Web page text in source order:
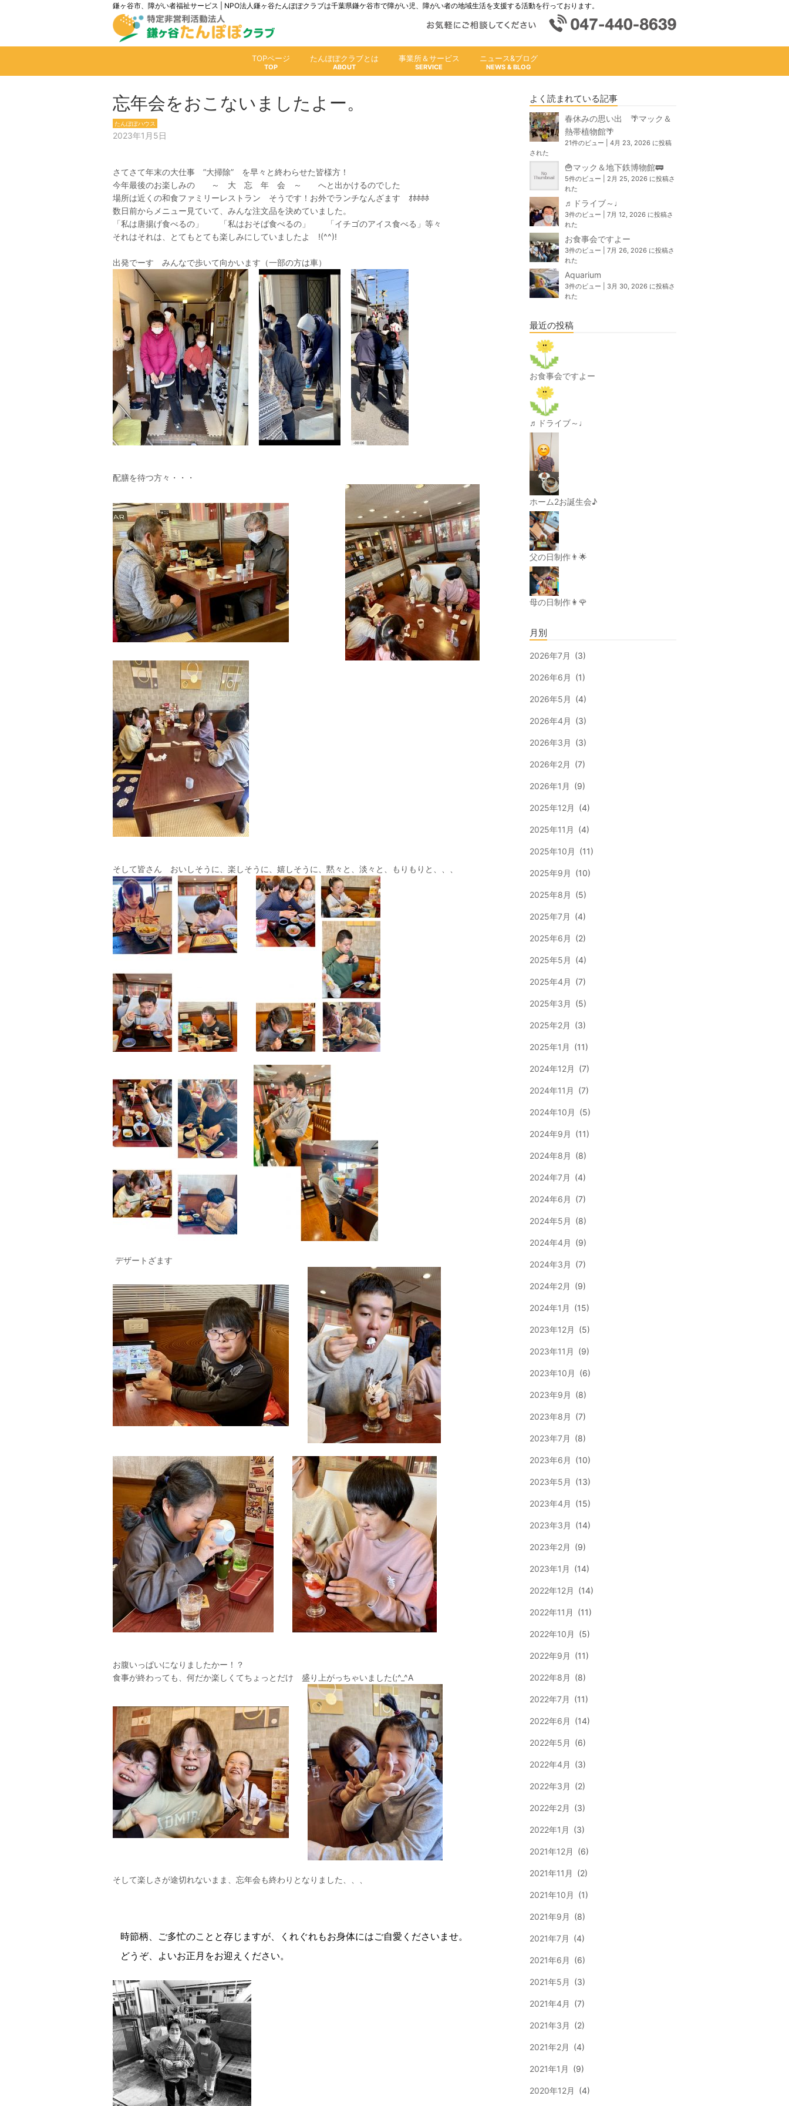
鎌ヶ谷市、障がい者福祉サービス | NPO法人鎌ヶ谷たんぽぽクラブは千葉県鎌ケ谷市で障がい児、障がい者の地域生活を支援する活動を行っております。
TOPページ たんぽぽクラブとは 事業所＆サービス ニュース&ブログ
忘年会をおこないましたよー。
たんぽぽハウス
2023年1月5日
さてさて年末の大仕事 ”大掃除” を早々と終わらせた皆様方！
今年最後のお楽しみの ～ 大 忘 年 会 ～ へと出かけるのでした
場所は近くの和食ファミリーレストラン そうです！お外でランチなんざます ｵﾎﾎﾎﾎ
数日前からメニュー見ていて、みんな注文品を決めていました。
「私は唐揚げ食べるの」 「私はおそば食べるの」 「イチゴのアイス食べる」等々
それはそれは、とてもとても楽しみにしていましたよ !(^^)!
出発でーす みんなで歩いて向かいます（一部の方は車）
配膳を待つ方々・・・
そして皆さん おいしそうに、楽しそうに、嬉しそうに、黙々と、淡々と、もりもりと、、、
デザートざます
お腹いっぱいになりましたかー！？
食事が終わっても、何だか楽しくてちょっとだけ 盛り上がっちゃいました(;^_^A
そして楽しさが途切れないまま、忘年会も終わりとなりました、、、
時節柄、ご多忙のことと存じますが、くれぐれもお身体にはご自愛くださいませ。
どうぞ、よいお正月をお迎えください。
よく読まれている記事
春休みの思い出 🌴マック＆
熱帯植物館🌴
21件のビュー
4月 23, 2026 に投稿
された
🍟マック＆地下鉄博物館🚃
5件のビュー
2月 25, 2026 に投稿さ
れた
♬ドライブ～♩
3件のビュー
7月 12, 2026 に投稿さ
れた
お食事会ですよー
3件のビュー
7月 26, 2026 に投稿さ
れた
Aquarium
3件のビュー
3月 30, 2026 に投稿さ
れた
最近の投稿
お食事会ですよー
♬ドライブ～♩
ホーム2お誕生会♪
父の日制作👨🌟
母の日制作👩🌹
月別
2026年7月 (3)
2026年6月 (1)
2026年5月 (4)
2026年4月 (3)
2026年3月 (3)
2026年2月 (7)
2026年1月 (9)
2025年12月 (4)
2025年11月 (4)
2025年10月 (11)
2025年9月 (10)
2025年8月 (5)
2025年7月 (4)
2025年6月 (2)
2025年5月 (4)
2025年4月 (7)
2025年3月 (5)
2025年2月 (3)
2025年1月 (11)
2024年12月 (7)
2024年11月 (7)
2024年10月 (5)
2024年9月 (11)
2024年8月 (8)
2024年7月 (4)
2024年6月 (7)
2024年5月 (8)
2024年4月 (9)
2024年3月 (7)
2024年2月 (9)
2024年1月 (15)
2023年12月 (5)
2023年11月 (9)
2023年10月 (6)
2023年9月 (8)
2023年8月 (7)
2023年7月 (8)
2023年6月 (10)
2023年5月 (13)
2023年4月 (15)
2023年3月 (14)
2023年2月 (9)
2023年1月 (14)
2022年12月 (14)
2022年11月 (11)
2022年10月 (5)
2022年9月 (11)
2022年8月 (8)
2022年7月 (11)
2022年6月 (14)
2022年5月 (6)
2022年4月 (3)
2022年3月 (2)
2022年2月 (3)
2022年1月 (3)
2021年12月 (6)
2021年11月 (2)
2021年10月 (1)
2021年9月 (8)
2021年7月 (4)
2021年6月 (6)
2021年5月 (3)
2021年4月 (7)
2021年3月 (2)
2021年2月 (4)
2021年1月 (9)
2020年12月 (4)